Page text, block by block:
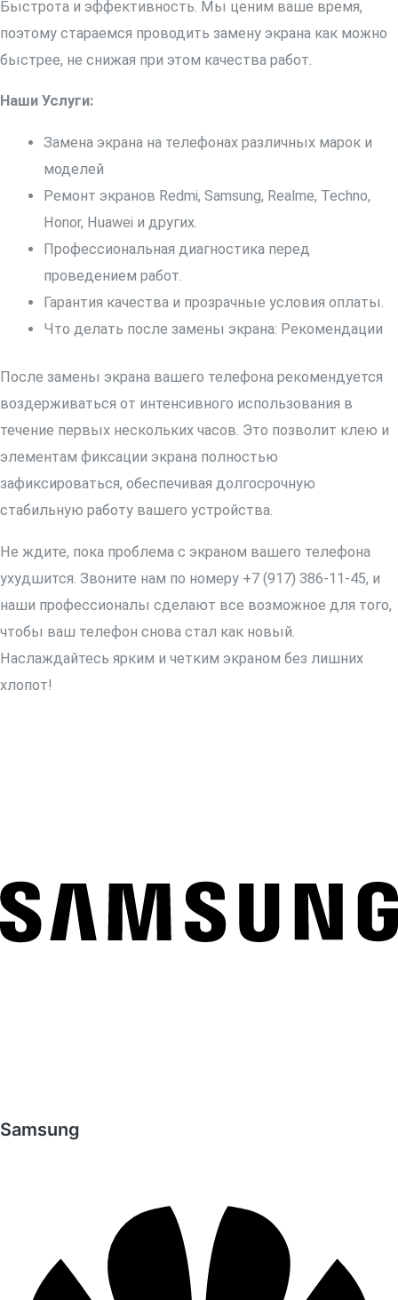
Быстрота и эффективность. Мы ценим ваше время,
поэтому стараемся проводить замену экрана как можно
быстрее, не снижая при этом качества работ.
Наши Услуги:
Замена экрана на телефонах различных марок и
моделей
Ремонт экранов Redmi, Samsung, Realme, Techno,
Honor, Huawei и других.
Профессиональная диагностика перед
проведением работ.
Гарантия качества и прозрачные условия оплаты.
Что делать после замены экрана: Рекомендации
После замены экрана вашего телефона рекомендуется
воздерживаться от интенсивного использования в
течение первых нескольких часов. Это позволит клею и
элементам фиксации экрана полностью
зафиксироваться, обеспечивая долгосрочную
стабильную работу вашего устройства.
Не ждите, пока проблема с экраном вашего телефона
ухудшится. Звоните нам по номеру +7 (917) 386-11-45, и
наши профессионалы сделают все возможное для того,
чтобы ваш телефон снова стал как новый.
Наслаждайтесь ярким и четким экраном без лишних
хлопот!
Samsung